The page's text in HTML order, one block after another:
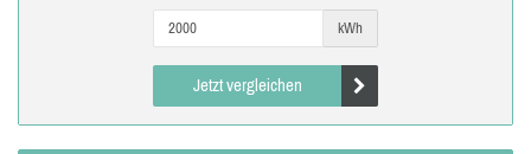
kWh
Jetzt vergleichen